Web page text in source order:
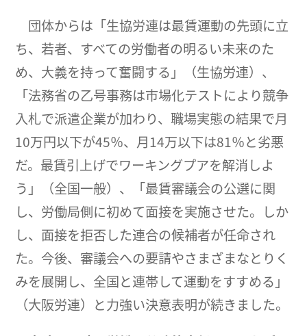
団体からは「生協労連は最賃運動の先頭に立
ち、若者、すべての労働者の明るい未来のた
め、大義を持って奮闘する」（生協労連）、
「法務省の乙号事務は市場化テストにより競争
入札で派遣企業が加わり、職場実態の結果で月
10万円以下が45％、月14万以下は81％と劣悪
だ。最賃引上げでワーキングプアを解消しよ
う」（全国一般）、「最賃審議会の公選に関
し、労働局側に初めて面接を実施させた。しか
し、面接を拒否した連合の候補者が任命され
た。今後、審議会への要請やさまざまなとりく
みを展開し、全国と連帯して運動をすすめる」
（大阪労連）と力強い決意表明が続きました。